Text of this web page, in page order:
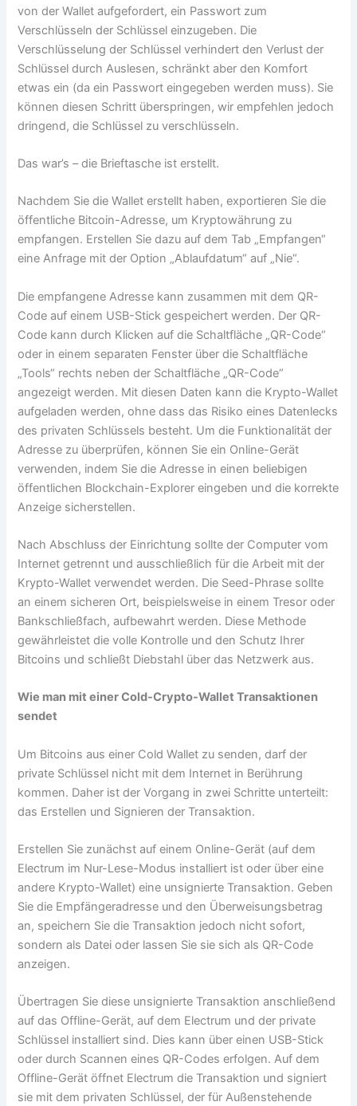
von der Wallet aufgefordert, ein Passwort zum
Verschlüsseln der Schlüssel einzugeben. Die
Verschlüsselung der Schlüssel verhindert den Verlust der
Schlüssel durch Auslesen, schränkt aber den Komfort
etwas ein (da ein Passwort eingegeben werden muss). Sie
können diesen Schritt überspringen, wir empfehlen jedoch
dringend, die Schlüssel zu verschlüsseln.
Das war’s – die Brieftasche ist erstellt.
Nachdem Sie die Wallet erstellt haben, exportieren Sie die
öffentliche Bitcoin-Adresse, um Kryptowährung zu
empfangen. Erstellen Sie dazu auf dem Tab „Empfangen“
eine Anfrage mit der Option „Ablaufdatum“ auf „Nie“.
Die empfangene Adresse kann zusammen mit dem QR-
Code auf einem USB-Stick gespeichert werden. Der QR-
Code kann durch Klicken auf die Schaltfläche „QR-Code“
oder in einem separaten Fenster über die Schaltfläche
„Tools“ rechts neben der Schaltfläche „QR-Code“
angezeigt werden. Mit diesen Daten kann die Krypto-Wallet
aufgeladen werden, ohne dass das Risiko eines Datenlecks
des privaten Schlüssels besteht. Um die Funktionalität der
Adresse zu überprüfen, können Sie ein Online-Gerät
verwenden, indem Sie die Adresse in einen beliebigen
öffentlichen Blockchain-Explorer eingeben und die korrekte
Anzeige sicherstellen.
Nach Abschluss der Einrichtung sollte der Computer vom
Internet getrennt und ausschließlich für die Arbeit mit der
Krypto-Wallet verwendet werden. Die Seed-Phrase sollte
an einem sicheren Ort, beispielsweise in einem Tresor oder
Bankschließfach, aufbewahrt werden. Diese Methode
gewährleistet die volle Kontrolle und den Schutz Ihrer
Bitcoins und schließt Diebstahl über das Netzwerk aus.
Wie man mit einer Cold-Crypto-Wallet Transaktionen
sendet
Um Bitcoins aus einer Cold Wallet zu senden, darf der
private Schlüssel nicht mit dem Internet in Berührung
kommen. Daher ist der Vorgang in zwei Schritte unterteilt:
das Erstellen und Signieren der Transaktion.
Erstellen Sie zunächst auf einem Online-Gerät (auf dem
Electrum im Nur-Lese-Modus installiert ist oder über eine
andere Krypto-Wallet) eine unsignierte Transaktion. Geben
Sie die Empfängeradresse und den Überweisungsbetrag
an, speichern Sie die Transaktion jedoch nicht sofort,
sondern als Datei oder lassen Sie sie sich als QR-Code
anzeigen.
Übertragen Sie diese unsignierte Transaktion anschließend
auf das Offline-Gerät, auf dem Electrum und der private
Schlüssel installiert sind. Dies kann über einen USB-Stick
oder durch Scannen eines QR-Codes erfolgen. Auf dem
Offline-Gerät öffnet Electrum die Transaktion und signiert
sie mit dem privaten Schlüssel, der für Außenstehende